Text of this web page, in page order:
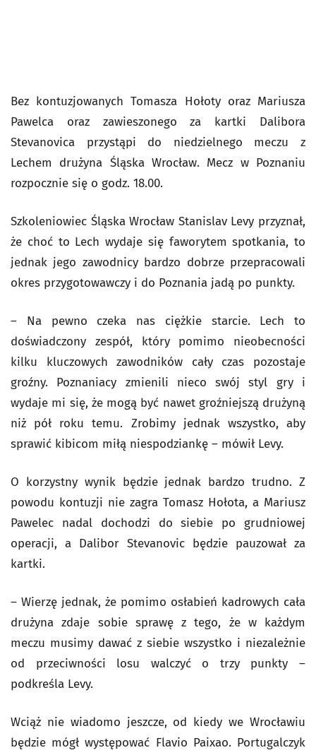
Bez kontuzjowanych Tomasza Hołoty oraz Mariusza
Pawelca oraz zawieszonego za kartki Dalibora
Stevanovica przystąpi do niedzielnego meczu z
Lechem drużyna Śląska Wrocław. Mecz w Poznaniu
rozpocznie się o godz. 18.00.
Szkoleniowiec Śląska Wrocław Stanislav Levy przyznał,
że choć to Lech wydaje się faworytem spotkania, to
jednak jego zawodnicy bardzo dobrze przepracowali
okres przygotowawczy i do Poznania jadą po punkty.
– Na pewno czeka nas ciężkie starcie. Lech to
doświadczony zespół, który pomimo nieobecności
kilku kluczowych zawodników cały czas pozostaje
groźny. Poznaniacy zmienili nieco swój styl gry i
wydaje mi się, że mogą być nawet groźniejszą drużyną
niż pół roku temu. Zrobimy jednak wszystko, aby
sprawić kibicom miłą niespodziankę – mówił Levy.
O korzystny wynik będzie jednak bardzo trudno. Z
powodu kontuzji nie zagra Tomasz Hołota, a Mariusz
Pawelec nadal dochodzi do siebie po grudniowej
operacji, a Dalibor Stevanovic będzie pauzował za
kartki.
– Wierzę jednak, że pomimo osłabień kadrowych cała
drużyna zdaje sobie sprawę z tego, że w każdym
meczu musimy dawać z siebie wszystko i niezależnie
od przeciwności losu walczyć o trzy punkty –
podkreśla Levy.
Wciąż nie wiadomo jeszcze, od kiedy we Wrocławiu
będzie mógł występować Flavio Paixao. Portugalczyk